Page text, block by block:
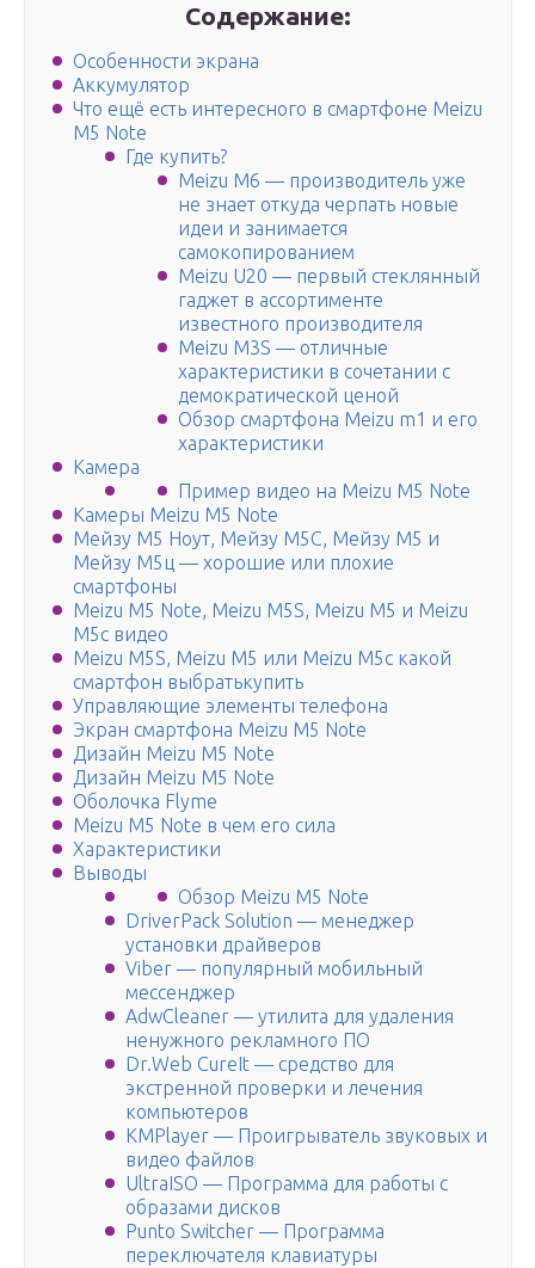
Содержание:
Особенности экрана
Аккумулятор
Что ещё есть интересного в смартфоне Meizu
M5 Note
Где купить?
Meizu M6 — производитель уже
не знает откуда черпать новые
идеи и занимается
самокопированием
Meizu U20 — первый стеклянный
гаджет в ассортименте
известного производителя
Meizu M3S — отличные
характеристики в сочетании с
демократической ценой
Обзор смартфона Meizu m1 и его
характеристики
Камера
Пример видео на Meizu M5 Note
Камеры Meizu M5 Note
Мейзу М5 Ноут, Мейзу М5С, Мейзу М5 и
Мейзу М5ц — хорошие или плохие
смартфоны
Meizu M5 Note, Meizu M5S, Meizu M5 и Meizu
M5c видео
Meizu M5S, Meizu M5 или Meizu M5c какой
смартфон выбратькупить
Управляющие элементы телефона
Экран смартфона Meizu M5 Note
Дизайн Meizu M5 Note
Дизайн Meizu M5 Note
Оболочка Flyme
Meizu M5 Note в чем его сила
Характеристики
Выводы
Обзор Meizu M5 Note
DriverPack Solution — менеджер
установки драйверов
Viber — популярный мобильный
мессенджер
AdwCleaner — утилита для удаления
ненужного рекламного ПО
Dr.Web CureIt — средство для
экстренной проверки и лечения
компьютеров
KMPlayer — Проигрыватель звуковых и
видео файлов
UltraISO — Программа для работы с
образами дисков
Punto Switcher — Программа
переключателя клавиатуры